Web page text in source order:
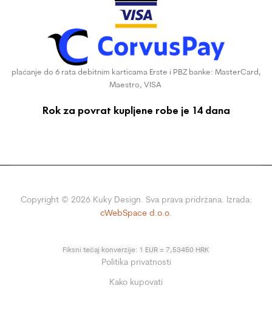
plaćanje do 6 rata debitnim karticama Erste i PBZ banke: MasterCard,
Maestro, VISA
Rok za povrat kupljene robe je 14 dana
Copyright © 2026Kuky Design. Sva prava pridržana. Izrada:
cWebSpace d.o.o.
Fiksni tečaj konverzije: 1 EUR = 7,53450 HRK
Politika privatnosti
Kako kupovati